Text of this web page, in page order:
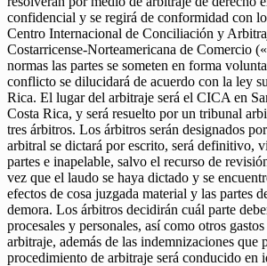
confidencial y se regirá de conformidad con
Centro Internacional de Conciliación y
Costarricense-Norteamericana de Comercio
normas las partes se someten en forma
conflicto se dilucidará de acuerdo con la ley
Rica. El lugar del arbitraje será el CICA en
Costa Rica, y será resuelto por un tribunal
tres árbitros. Los árbitros serán designados
arbitral se dictará por escrito, será definitivo,
partes e inapelable, salvo el recurso de
vez que el laudo se haya dictado y se
efectos de cosa juzgada material y las partes
demora. Los árbitros decidirán cuál parte
procesales y personales, así como otros
arbitraje, además de las indemnizaciones que
procedimiento de arbitraje será conducido en